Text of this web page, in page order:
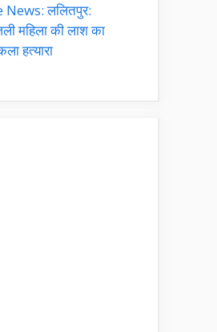
ललितपुर:
महिला की लाश का
हत्यारा